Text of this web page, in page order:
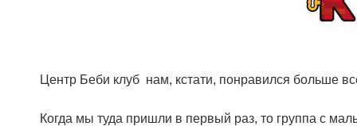
Центр Беби клуб нам, кстати, понравился больше
Когда мы туда пришли в первый раз, то группа с